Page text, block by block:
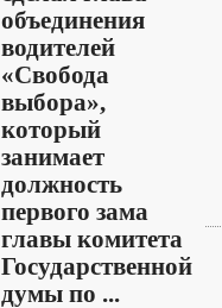
объединения
водителей
«Свобода
выбора»,
который
занимает
должность
первого зама
главы комитета
Государственной
думы по ...